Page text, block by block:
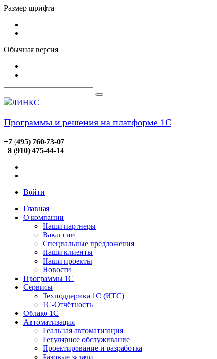
Размер шрифта
Обычная версия
ЛИНКС
Программы и решения на платформе 1С
+7 (495) 760-73-07
8 (910) 475-44-14
Войти
Главная
О компании
Наши партнеры
Вакансии
Специальные предложения
Наши клиенты
Наши проекты
Новости
Программы 1С
Сервисы
Техподдержка 1С (ИТС)
1С-Отчётность
Облако 1С
Автоматизация
Реальная автоматизация
Регулярное обслуживание
Проектирование и разработка
Разовые задачи